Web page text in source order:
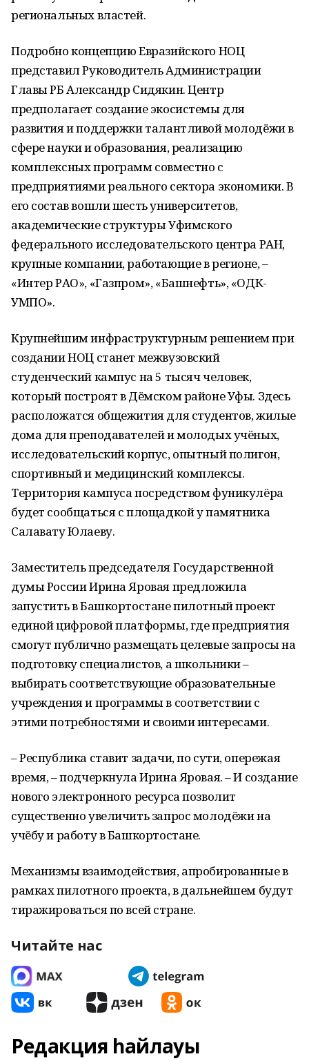
региональных властей.
Подробно концепцию Евразийского НОЦ
представил Руководитель Администрации
Главы РБ Александр Сидякин. Центр
предполагает создание экосистемы для
развития и поддержки талантливой молодёжи в
сфере науки и образования, реализацию
комплексных программ совместно с
предприятиями реального сектора экономики. В
его состав вошли шесть университетов,
академические структуры Уфимского
федерального исследовательского центра РАН,
крупные компании, работающие в регионе, –
«Интер РАО», «Газпром», «Башнефть», «ОДК-
УМПО».
Крупнейшим инфраструктурным решением при
создании НОЦ станет межвузовский
студенческий кампус на 5 тысяч человек,
который построят в Дёмском районе Уфы. Здесь
расположатся общежития для студентов, жилые
дома для преподавателей и молодых учёных,
исследовательский корпус, опытный полигон,
спортивный и медицинский комплексы.
Территория кампуса посредством фуникулёра
будет сообщаться с площадкой у памятника
Салавату Юлаеву.
Заместитель председателя Государственной
думы России Ирина Яровая предложила
запустить в Башкортостане пилотный проект
единой цифровой платформы, где предприятия
смогут публично размещать целевые запросы на
подготовку специалистов, а школьники –
выбирать соответствующие образовательные
учреждения и программы в соответствии с
этими потребностями и своими интересами.
– Республика ставит задачи, по сути, опережая
время, – подчеркнула Ирина Яровая. – И создание
нового электронного ресурса позволит
существенно увеличить запрос молодёжи на
учёбу и работу в Башкортостане.
Механизмы взаимодействия, апробированные в
рамках пилотного проекта, в дальнейшем будут
тиражироваться по всей стране.
Читайте нас
Редакция һайлауы